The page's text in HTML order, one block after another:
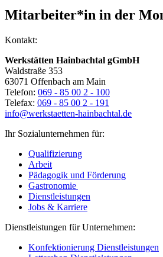
Mitarbeiter*in in der
Kontakt:
Werkstätten Hainbachtal gGmbH
Waldstraße 353
63071 Offenbach am Main
Telefon: 069 - 85 00 2 - 100
Telefax: 069 - 85 00 2 - 191
info@werkstaetten-hainbachtal.de
Ihr Sozialunternehmen für:
Qualifizierung
Arbeit
Pädagogik und Förderung
Gastronomie
Dienstleistungen
Jobs & Karriere
Dienstleistungen für Unternehmen:
Konfektionierung Dienstleistungen